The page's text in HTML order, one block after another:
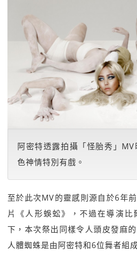
阿密特透露拍攝「怪胎秀」
色神情特別有戲。
至於此次MV的靈感則源自於6年
片《人形蜈蚣》，不過在導演
下，本次祭出同樣令人頭皮發麻
人體蜘蛛是由阿密特和6位舞者組